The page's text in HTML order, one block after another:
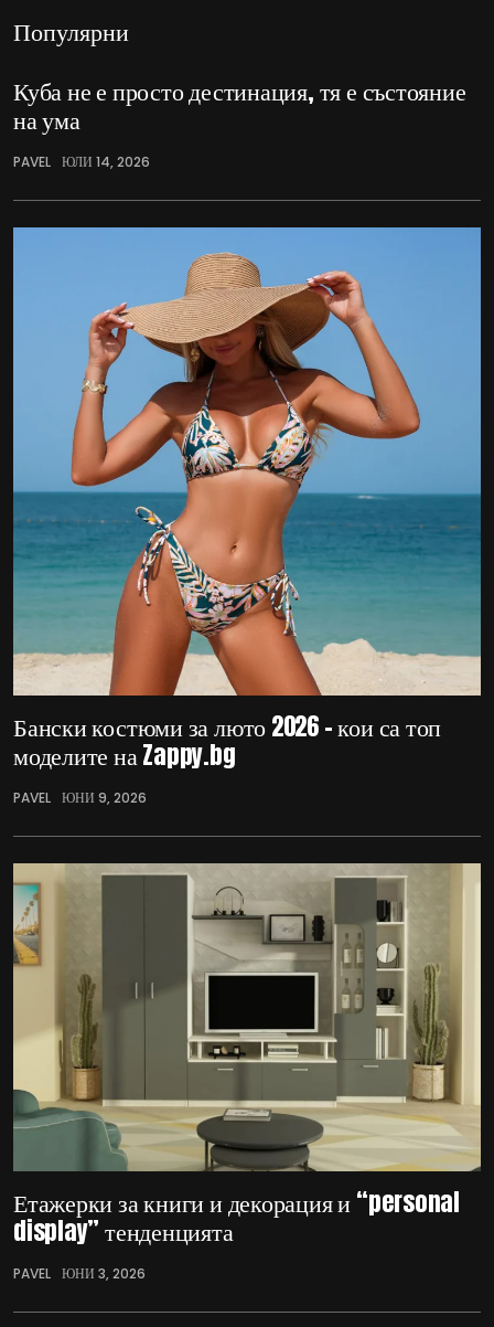
Популярни
Куба не е просто дестинация, тя е състояние
на ума
PAVEL ЮЛИ 14, 2026
Бански костюми за люто 2026 – кои са топ
моделите на Zappy.bg
PAVEL ЮНИ 9, 2026
Етажерки за книги и декорация и “personal
display” тенденцията
PAVEL ЮНИ 3, 2026